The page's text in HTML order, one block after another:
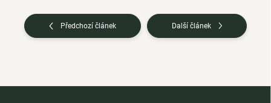
Předchozí článek Další článek